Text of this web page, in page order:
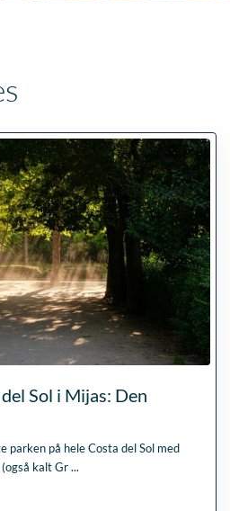
Sol i Mijas: Den
parken på hele Costa del Sol med
(også kalt Gr...